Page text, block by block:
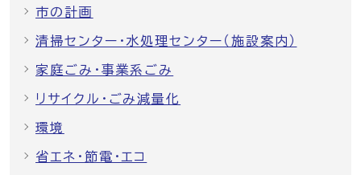
市の計画
清掃センター・水処理センター（施設案内）
家庭ごみ・事業系ごみ
リサイクル・ごみ減量化
環境
省エネ・節電・エコ